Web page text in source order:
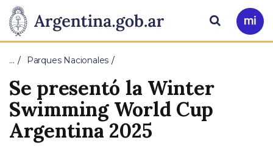
Presidencia
de
la
Nación
Pasar al contenido principal
Ir
a
Buscar
… Parques Nacionales
Se presentó la Winter
Swimming World Cup
Argentina 2025